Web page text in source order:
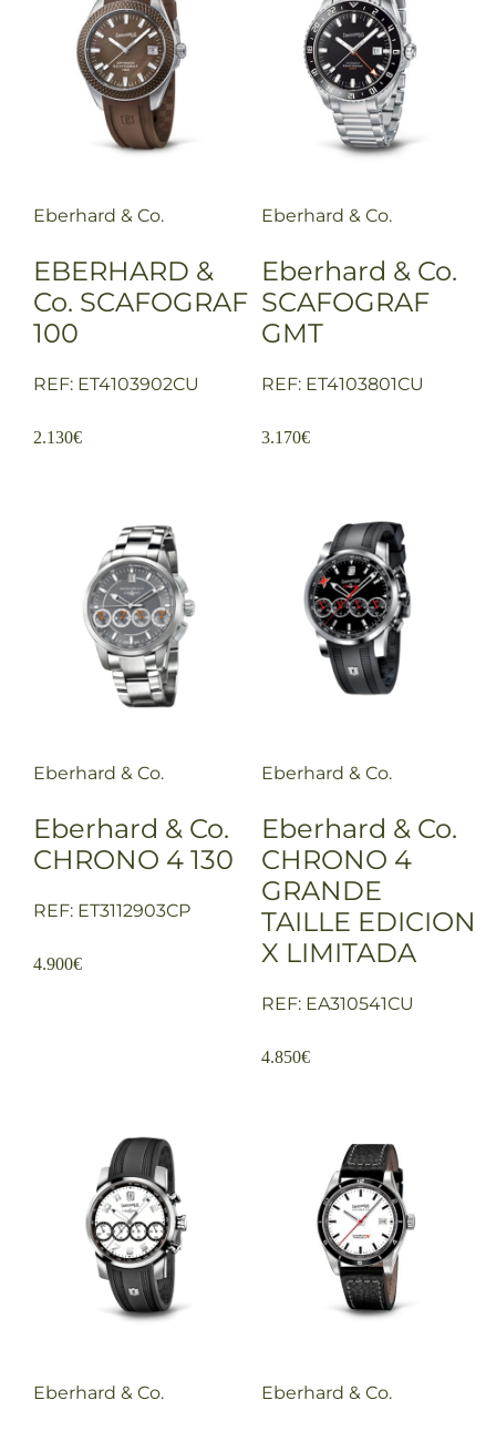
Eberhard & Co.
EBERHARD &
Co. SCAFOGRAF
100
REF: ET4103902CU
2.130€
Eberhard & Co.
Eberhard & Co.
SCAFOGRAF
GMT
REF: ET4103801CU
3.170€
Eberhard & Co.
Eberhard & Co.
CHRONO 4 130
REF: ET3112903CP
4.900€
Eberhard & Co.
Eberhard & Co.
CHRONO 4
GRANDE
TAILLE EDICION
X LIMITADA
REF: EA310541CU
4.850€
Eberhard & Co. Eberhard & Co.